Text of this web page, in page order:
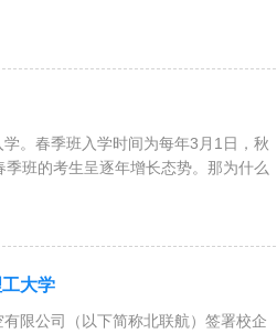
。春季班入学时间为每年3月1日，秋
班的考生呈逐年增长态势。那为什么
大学
限公司（以下简称北联航）签署校企